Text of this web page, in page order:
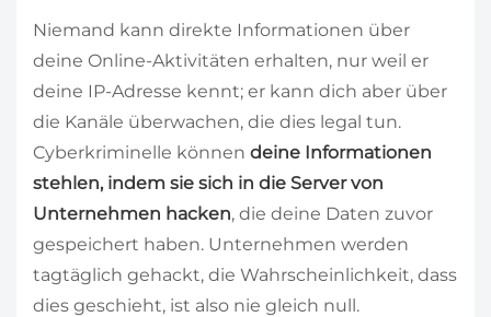
Niemand kann direkte Informationen über
deine Online-Aktivitäten erhalten, nur weil er
deine IP-Adresse kennt; er kann dich aber über
die Kanäle überwachen, die dies legal tun.
Cyberkriminelle können deine Informationen
stehlen, indem sie sich in die Server von
Unternehmen hacken, die deine Daten zuvor
gespeichert haben. Unternehmen werden
tagtäglich gehackt, die Wahrscheinlichkeit, dass
dies geschieht, ist also nie gleich null.